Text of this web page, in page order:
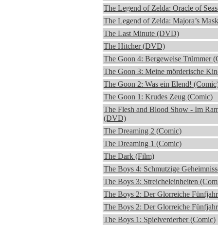
The Legend of Zelda: Oracle of
The Legend of Zelda: Majora’s
The Last Minute (DVD)
The Hitcher (DVD)
The Goon 4: Bergeweise Trümmer
The Goon 3: Meine mörderische
The Goon 2: Was ein Elend!
The Goon 1: Krudes Zeug (Comic)
The Flesh and Blood Show - Im
(DVD)
The Dreaming 2 (Comic)
The Dreaming 1 (Comic)
The Dark (Film)
The Boys 4: Schmutzige
The Boys 3: Streicheleinheiten
The Boys 2: Der Glorreiche
The Boys 2: Der Glorreiche
The Boys 1: Spielverderber (Comic)